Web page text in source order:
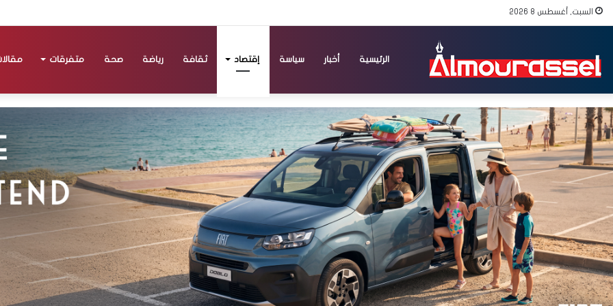
السبت, أغسطس 8 2026
الرئيسية أخبار سياسة إقتصاد ثقافة رياضة صحة متفرقات